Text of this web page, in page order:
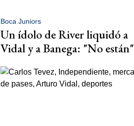
Boca Juniors
Un ídolo de River liquidó a
Vidal y a Banega: "No están"